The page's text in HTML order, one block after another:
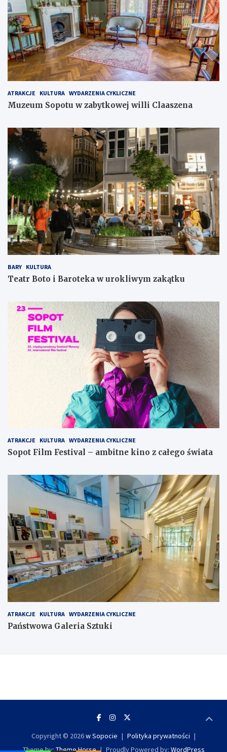
ATRAKCJE KULTURA WYDARZENIA CYKLICZNE
Muzeum Sopotu w zabytkowej willi Claaszena
BARY KULTURA
Teatr Boto i Baroteka w urokliwym zakątku
ATRAKCJE KULTURA WYDARZENIA CYKLICZNE
Sopot Film Festival – ambitne kino z całego świata
ATRAKCJE KULTURA WYDARZENIA CYKLICZNE
Państwowa Galeria Sztuki
Copyright © 2026w Sopocie
Polityka prywatności
Theme by:Theme Horse Proudly Powered by: WordPress